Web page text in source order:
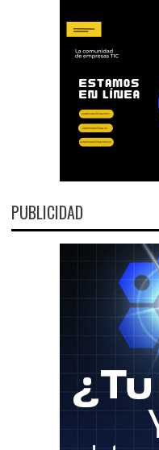
PUBLICIDAD